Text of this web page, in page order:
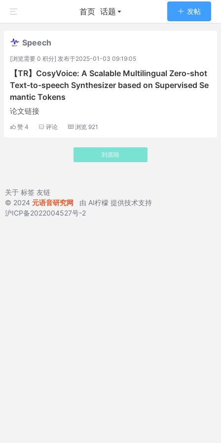
首页 话题 发帖
Speech
[浏览需要 0 积分] 发布于2025-01-03 09:19:05
【TR】CosyVoice: A Scalable Multilingual Zero-shot
Text-to-speech Synthesizer based on Supervised Se
mantic Tokens
论文链接
赞 4 评论 浏览 921
到底啦
关于 标签 友链
© 2024 元语音研究网 由 AI柠檬 提供技术支持
沪ICP备2022004527号-2